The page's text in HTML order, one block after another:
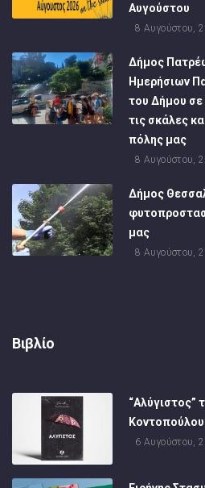
Αυγούστου
8 Αυγούστου,
Δήμος
Ημερήσιων
του Δήμου σε
τις σκάλες
πόλης μας
8 Αυγούστου,
Δήμος
μας
8 Αυγούστου,
Βιβλίο
“Αλύγιστος”
Κοντοπούλου
6 Αυγούστου,